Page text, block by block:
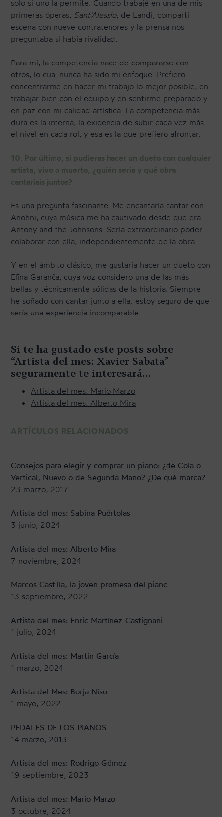
solo si uno la permite. Cuando trabajé en una de mis
primeras óperas, Sant’Alessio, de Landi, compartí
escena con nueve contratenores y la prensa nos
preguntaba si había rivalidad.
Para mí, la competencia nace de compararse con
otros, lo cual nunca ha sido mi enfoque. Prefiero
concentrarme en hacer mi trabajo lo mejor posible, en
trabajar bien con el equipo y en sentirme preparado y
en paz con mi calidad artística. La competencia más
dura es la interna, la exigencia de subir cada vez más
el nivel en cada rol, y esa es la que prefiero afrontar.
10. Por último, si pudieras hacer un dueto con cualquier
artista, vivo o muerto, ¿quién sería y qué obra
cantaríais juntos?
Es una pregunta fascinante. Me encantaría cantar con
Anohni, cuya música me ha cautivado desde que era
Antony and the Johnsons. Sería extraordinario poder
colaborar con ella, independientemente de la obra.
Y en el ámbito clásico, me gustaría hacer un dueto con
Elīna Garanča, cuya voz considero una de las más
bellas y técnicamente sólidas de la historia. Siempre
he soñado con cantar junto a ella; estoy seguro de que
sería una experiencia incomparable.
Si te ha gustado este posts sobre
“Artista del mes: Xavier Sabata”
seguramente te interesará…
Artista del mes: Mario Marzo
Artista del mes: Alberto Mira
ARTÍCULOS RELACIONADOS
Consejos para elegir y comprar un piano: ¿de Cola o
Vertical, Nuevo o de Segunda Mano? ¿De qué marca?
23 marzo, 2017
Artista del mes: Sabina Puértolas
3 junio, 2024
Artista del mes: Alberto Mira
7 noviembre, 2024
Marcos Castilla, la joven promesa del piano
13 septiembre, 2022
Artista del mes: Enric Martínez-Castignani
1 julio, 2024
Artista del mes: Martín García
1 marzo, 2024
Artista del Mes: Borja Niso
1 mayo, 2022
PEDALES DE LOS PIANOS
14 marzo, 2013
Artista del mes: Rodrigo Gómez
19 septiembre, 2023
Artista del mes: Mario Marzo
3 octubre, 2024